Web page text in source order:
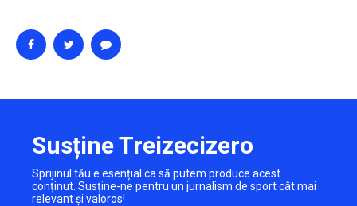
Susține Treizecizero
Sprijinul tău e esențial ca să putem produce acest
conținut. Susține-ne pentru un jurnalism de sport cât mai
relevant și valoros!